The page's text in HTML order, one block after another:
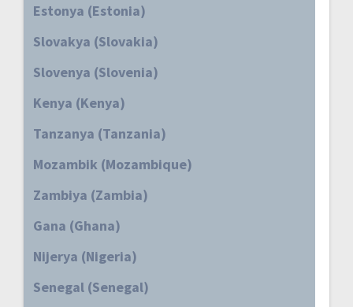
Estonya (Estonia)
Slovakya (Slovakia)
Slovenya (Slovenia)
Kenya (Kenya)
Tanzanya (Tanzania)
Mozambik (Mozambique)
Zambiya (Zambia)
Gana (Ghana)
Nijerya (Nigeria)
Senegal (Senegal)